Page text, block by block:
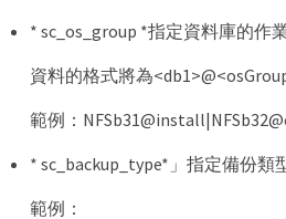
* sc_os_group *指定資料庫的作
資料的格式將為
範例：
* sc_backup_type*」指定備份
範例：